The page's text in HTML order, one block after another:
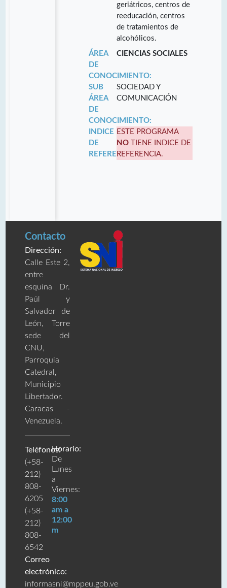
geriátricos, centros de
reeducación, centros
de tratamientos de
alcohólicos.
ÁREA
DE
CONOCIMIENTO:
CIENCIAS SOCIALES
SUB
ÁREA
DE
CONOCIMIENTO:
SOCIEDAD Y
COMUNICACIÓN
INDICE
DE
REFERENCIA:
ESTE PROGRAMA
NO TIENE INDICE DE
REFERENCIA.
Contacto
Dirección:
Calle Este 2,
entre
esquina Dr.
Paúl y
Salvador de
León, Torre
sede del
CNU,
Parroquia
Catedral,
Municipio
Libertador.
Caracas -
Venezuela.
Teléfonos:
(+58-
212)
808-
6205
(+58-
212)
808-
6542
Correo
electrónico:
informasni@mppeu.gob.ve
Horario:
De
Lunes
a
Viernes:
8:00
am a
12:00
m